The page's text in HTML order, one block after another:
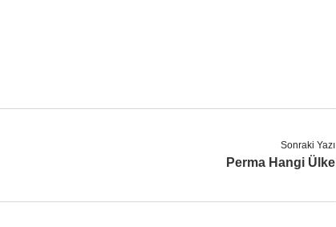
Sonraki Yazı
Perma Hangi Ülke